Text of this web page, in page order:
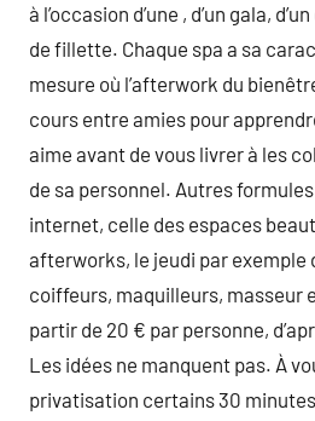
à l’occasion d’une , d’un gala,
de fillette. Chaque spa a sa
mesure où l’afterwork du
cours entre amies pour
aime avant de vous livrer à les
de sa personnel. Autres
internet, celle des espaces
afterworks, le jeudi par exemple
coiffeurs, maquilleurs, masseur
partir de 20 € par personne,
Les idées ne manquent pas. À
privatisation certains 30